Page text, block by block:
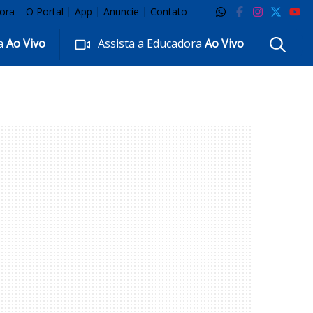
O Portal App Anuncie Contato
Ao Vivo Assista a EducadoraAo Vivo